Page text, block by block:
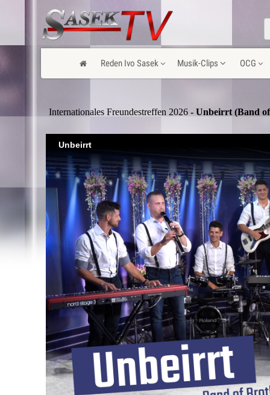
Reden Ivo Sasek Musik-Clips OCG
Internationales Freundestreffen 2026 - Unbeirrt (Band
Unbeirrt